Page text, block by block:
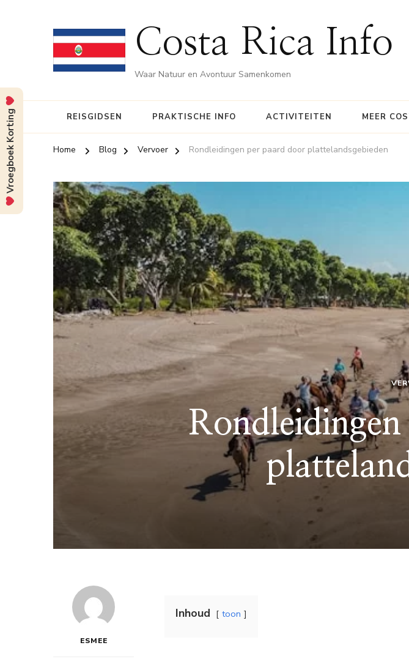
Costa Rica Info
Waar Natuur en Avontuur Samenkomen
REISGIDSEN PRAKTISCHE INFO ACTIVITEITEN MEER
Home Blog Vervoer Rondleidingen per paard door plattelandsgebieden
ESMEE
Inhoud toon
Vroegboek Korting